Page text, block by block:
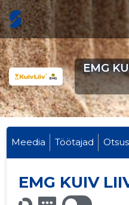
EMG
Meedia Töötajad
EMG KUIV